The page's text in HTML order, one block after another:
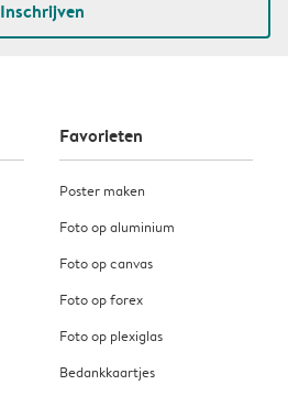
Inschrijven
Favorieten
Poster maken
Foto op aluminium
Foto op canvas
Foto op forex
Foto op plexiglas
Bedankkaartjes